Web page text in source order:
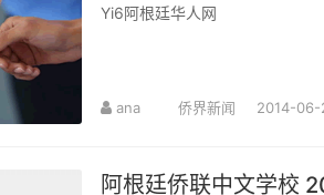
Yi6阿根廷华人网
ana 侨界新闻 2014-06-
阿根廷侨联中文学校